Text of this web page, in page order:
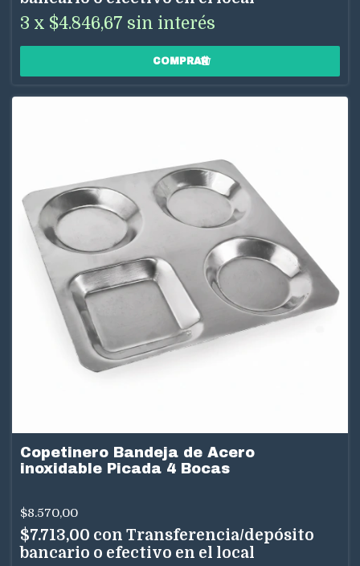
3 x $4.846,67 sin interés
Copetinero Bandeja de Acero
inoxidable Picada 4 Bocas
$8.570,00
$7.713,00 con Transferencia/depósito
bancario o efectivo en el local